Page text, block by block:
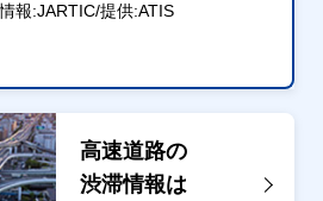
報:JARTIC/提供:ATIS
高速道路の
渋滞情報は